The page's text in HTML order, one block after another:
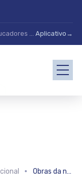
...Aplicativo→
Obras da nova sede nas montanhas do SindEducação/ES